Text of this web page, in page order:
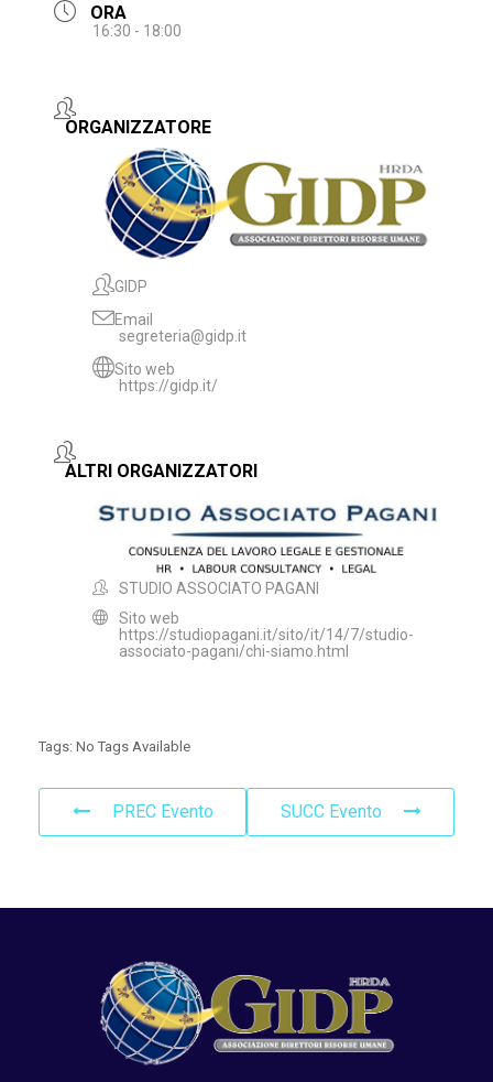
ORA
16:30 - 18:00
ORGANIZZATORE
GIDP
Email
segreteria@gidp.it
Sito web
https://gidp.it/
ALTRI ORGANIZZATORI
STUDIO ASSOCIATO PAGANI
Sito web
https://studiopagani.it/sito/it/14/7/studio-
associato-pagani/chi-siamo.html
Tags: No Tags Available
PREC Evento SUCC Evento